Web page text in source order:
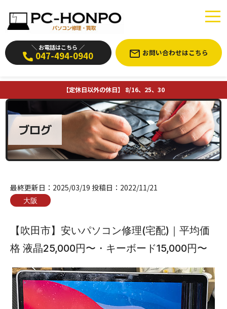
＼ お電話はこちら ／
047-494-0940 お問い合わせはこちら
【定休日以外の休日】 8/16、25、30
ブログ
最終更新日： 2025/03/19 投稿日： 2022/11/21
大阪
【吹田市】安いパソコン修理(宅配)｜平均価
格 液晶25,000円〜・キーボード15,000円〜